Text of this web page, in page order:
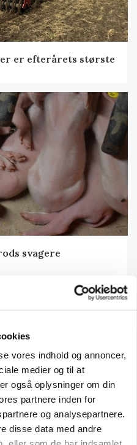
vores indhold og annoncer,
medier og til at
også oplysninger om din
partnere inden for
og analysepartnere.
disse data med andre
er efterårets største
svagere
lyspunkter i fortsat